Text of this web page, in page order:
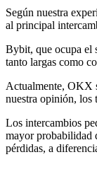
Según nuestra
al principal
Bybit, que ocupa el
tanto largas como
Actualmente, OKX
nuestra opinión, los
Los intercambios
mayor probabilidad
pérdidas, a